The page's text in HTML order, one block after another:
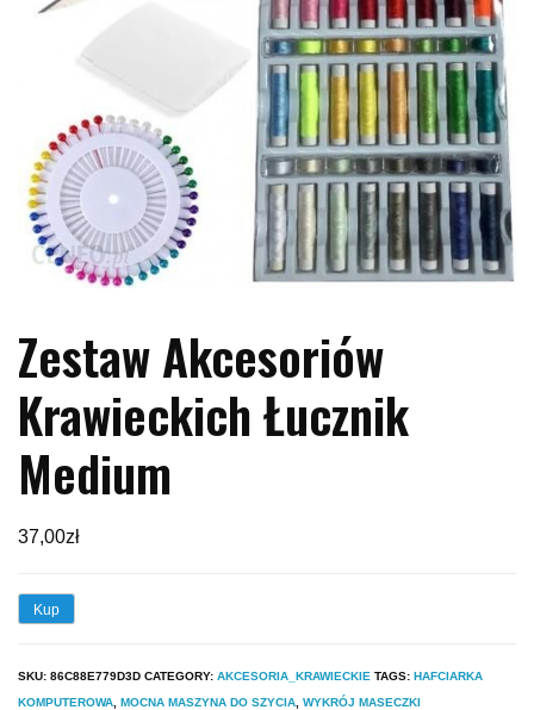
Zestaw Akcesoriów
Krawieckich Łucznik
Medium
37,00zł
Kup
SKU: 86C88E779D3D CATEGORY: AKCESORIA_KRAWIECKIE TAGS: HAFCIARKA
KOMPUTEROWA MOCNA MASZYNA DO SZYCIA WYKRÓJ MASECZKI